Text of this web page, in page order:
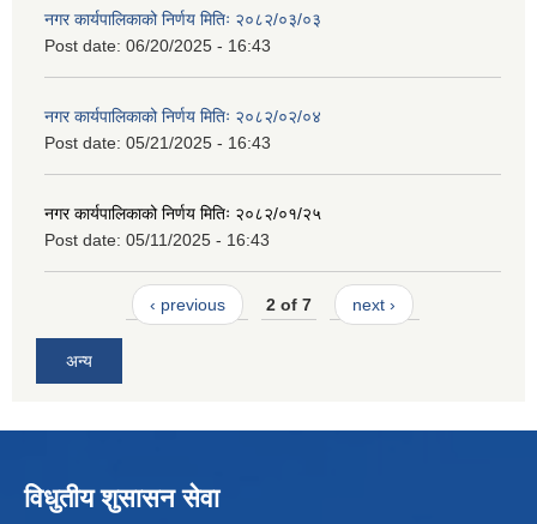
नगर कार्यपालिकाको निर्णय मितिः २०८२/०३/०३
Post date: 06/20/2025 - 16:43
नगर कार्यपालिकाको निर्णय मितिः २०८२/०२/०४
Post date: 05/21/2025 - 16:43
नगर कार्यपालिकाको निर्णय मितिः २०८२/०१/२५
Post date: 05/11/2025 - 16:43
‹ previous 2 of 7 next ›
अन्य
विधुतीय शुसासन सेवा